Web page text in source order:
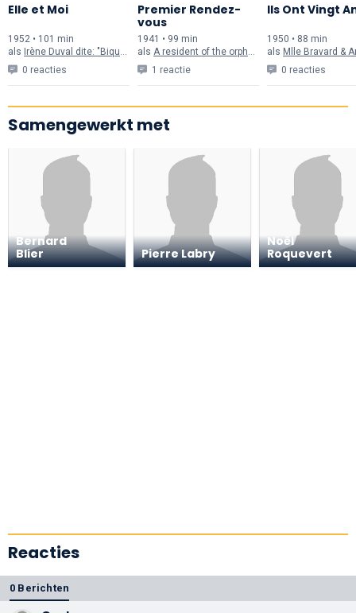
Elle et Moi
1952 • 101 min
als Irène Duval dite: "Biquette"
0 reacties
Premier Rendez-
vous
1941 • 99 min
als A resident of the orphanage (onvermeld)
1 reactie
Ils Ont Vingt
1950 • 88 min
als Mlle Bravard &
0 reacties
Samengewerkt met
Bernard
Blier
Pierre Labry
Noël
Roquevert
Reacties
0 Berichten